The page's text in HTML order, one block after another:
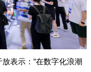
表示：“在数字化浪潮